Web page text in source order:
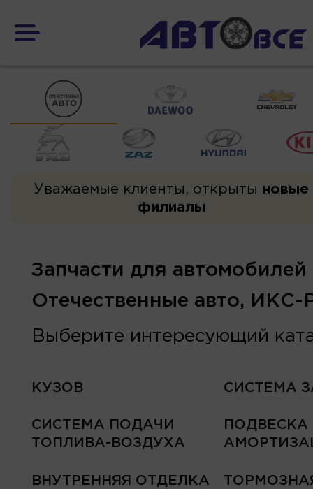
Уважаемые клиенты, открыты новые
филиалы
Запчасти для
Отечественные авто, ИКС-
Выберите интересующий
КУЗОВ СИСТЕМА
СИСТЕМА ПОДАЧИ
ТОПЛИВА-ВОЗДУХА
ПОДВЕСКА
ВНУТРЕННЯЯ ОТДЕЛКА